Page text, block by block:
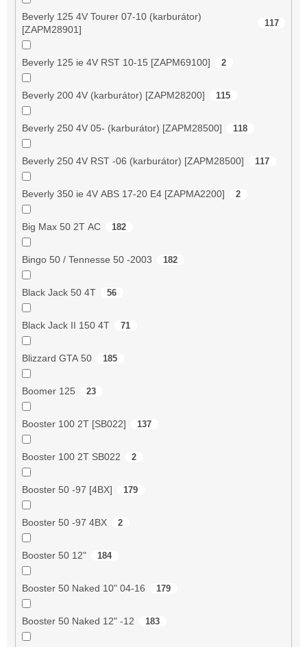
Beverly 125 4V Tourer 07-10 (karburátor)
[ZAPM28901]
117
Beverly 125 ie 4V RST 10-15 [ZAPM69100] 2
Beverly 200 4V (karburátor) [ZAPM28200] 115
Beverly 250 4V 05- (karburátor) [ZAPM28500] 118
Beverly 250 4V RST -06 (karburátor) [ZAPM28500] 117
Beverly 350 ie 4V ABS 17-20 E4 [ZAPMA2200] 2
Big Max 50 2T AC 182
Bingo 50 / Tennesse 50 -2003 182
Black Jack 50 4T 56
Black Jack II 150 4T 71
Blizzard GTA 50 185
Boomer 125 23
Booster 100 2T [SB022] 137
Booster 100 2T SB022 2
Booster 50 -97 [4BX] 179
Booster 50 -97 4BX 2
Booster 50 12" 184
Booster 50 Naked 10" 04-16 179
Booster 50 Naked 12" -12 183